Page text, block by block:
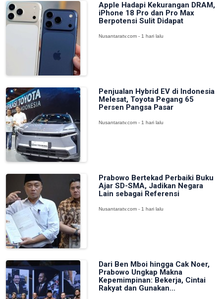
Apple Hadapi Kekurangan DRAM,
iPhone 18 Pro dan Pro Max
Berpotensi Sulit Didapat
Nusantaratv.com - 1 hari lalu
Penjualan Hybrid EV di Indonesia
Melesat, Toyota Pegang 65
Persen Pangsa Pasar
Nusantaratv.com - 1 hari lalu
Prabowo Bertekad Perbaiki Buku
Ajar SD-SMA, Jadikan Negara
Lain sebagai Referensi
Nusantaratv.com - 1 hari lalu
Dari Ben Mboi hingga Cak Noer,
Prabowo Ungkap Makna
Kepemimpinan: Bekerja, Cintai
Rakyat dan Gunakan...